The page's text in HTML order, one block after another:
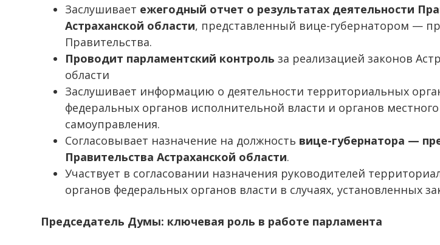
Заслушивает ежегодный отчет о результатах деятельности
Астраханской области, представленный вице-губернатором —
Правительства.
Проводит парламентский контроль за реализацией законов
области
Заслушивает информацию о деятельности территориальных
федеральных органов исполнительной власти и органов местного
самоуправления.
Согласовывает назначение на должность вице-губернатора —
Правительства Астраханской области.
Участвует в согласовании назначения руководителей
органов федеральных органов власти в случаях, установленных
Председатель Думы: ключевая роль в работе парламента